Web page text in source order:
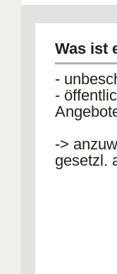
Was ist
-
-
->
gesetzl.